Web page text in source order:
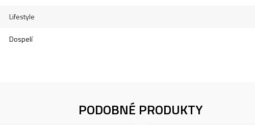
Lifestyle
Dospelí
PODOBNÉ PRODUKTY